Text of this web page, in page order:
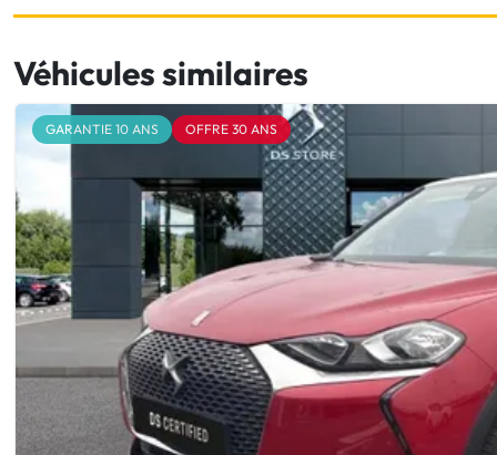
Véhicules similaires
GARANTIE 10 ANS OFFRE 30 ANS